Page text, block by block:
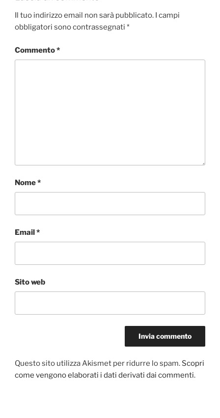
Il tuo indirizzo email non sarà pubblicato. I campi
obbligatori sono contrassegnati *
Commento*
Nome*
Email*
Sito web
Questo sito utilizza Akismet per ridurre lo spam. Scopri
come vengono elaborati i dati derivati dai commenti.